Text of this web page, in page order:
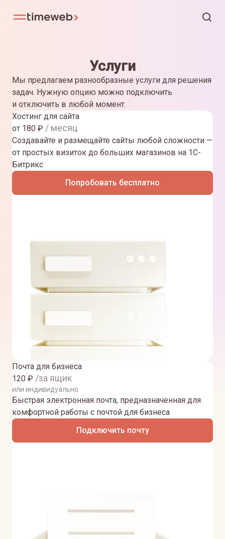
Услуги
Мы предлагаем разнообразные услуги для решения
задач. Нужную опцию можно подключить
и отключить в любой момент.
Хостинг для сайта
от 180 ₽ / месяц
Создавайте и размещайте сайты любой сложности —
от простых визиток до больших магазинов на 1С-
Битрикс
Попробовать бесплатно
Почта для бизнеса
120 ₽ /за ящик
или индивидуально
Быстрая электронная почта, предназначенная для
комфортной работы с почтой для бизнеса
Подключить почту